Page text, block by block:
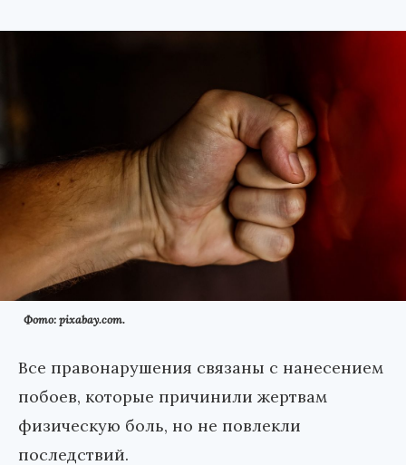
Фото: pixabay.com.
Все правонарушения связаны с нанесением
побоев, которые причинили жертвам
физическую боль, но не повлекли
последствий.